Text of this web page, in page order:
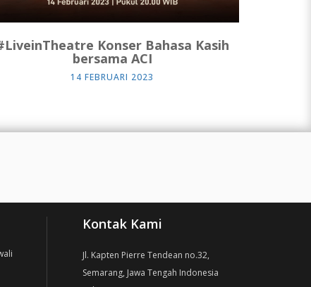
Konser Bahasa Kasih
bersama ACI
14 FEBRUARI 2023
Kontak Kami
Jl. Kapten Pierre Tendean no.32,
Semarang, Jawa Tengah Indonesia